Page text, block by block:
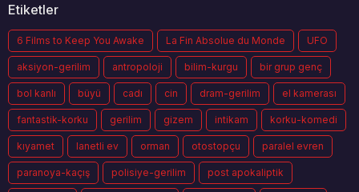
Etiketler
6 Films to Keep You Awake La Fin Absolue du Monde UFO
aksiyon-gerilim antropoloji bilim-kurgu bir grup genç
bol kanlı büyü cadı cin dram-gerilim el kamerası
fantastik-korku gerilim gizem intikam korku-komedi
kıyamet lanetli ev orman otostopçu paralel evren
paranoya-kaçış polisiye-gerilim post apokaliptik